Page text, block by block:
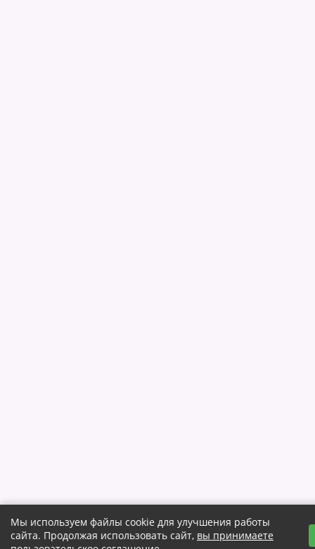
Мы используем файлы cookie для улучшения работы
сайта. Продолжая использовать сайт, вы принимаете